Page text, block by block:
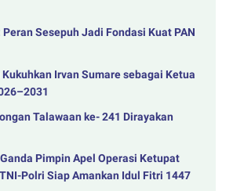
Sesepuh Jadi Fondasi Kuat PAN
Irvan Sumare sebagai Ketua
Talawaan ke- 241 Dirayakan
Pimpin Apel Operasi Ketupat
Polri Siap Amankan Idul Fitri 1447